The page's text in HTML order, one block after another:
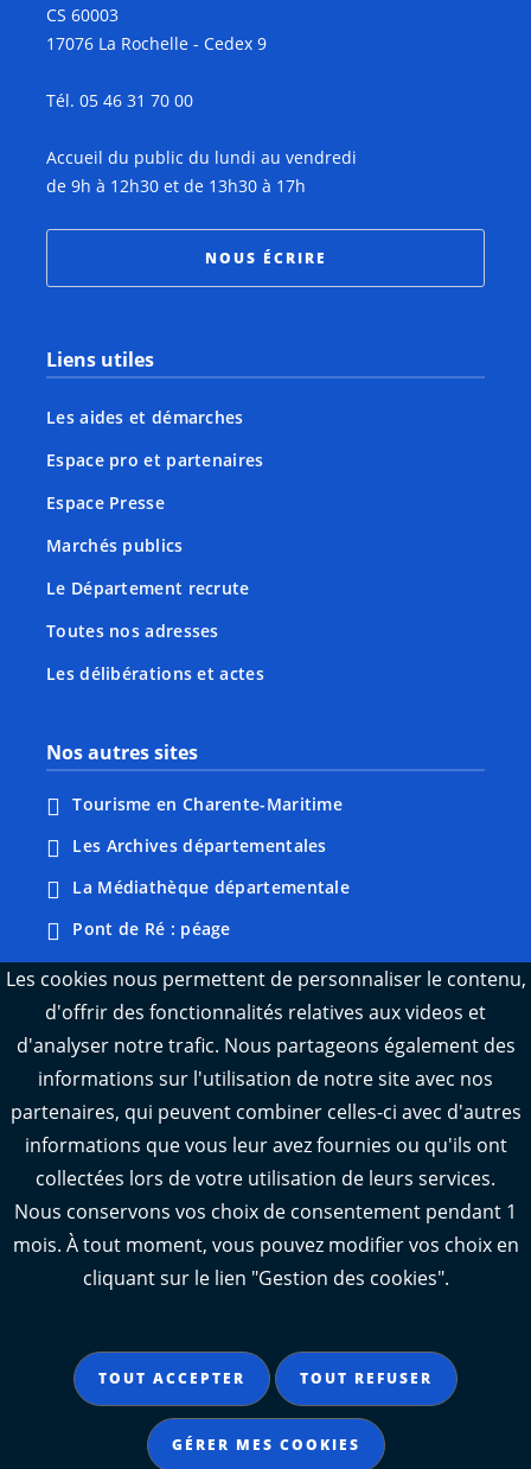
CS 60003
17076 La Rochelle - Cedex 9
Tél. 05 46 31 70 00
Accueil du public du lundi au vendredi
de 9h à 12h30 et de 13h30 à 17h
NOUS ÉCRIRE
Liens utiles
Les aides et démarches
Espace pro et partenaires
Espace Presse
Marchés publics
Le Département recrute
Toutes nos adresses
Les délibérations et actes
Nos autres sites
Tourisme en Charente-Maritime
Les Archives départementales
La Médiathèque départementale
Pont de Ré : péage
Webcams : Ré info trafic
Webcams : Oléron info trafic
Manger 17
L'Observatoire des territoires de Charente-
Maritime
Accessibilité : partiellement conforme
Mentions légales
Données personnelles
Gestion des cookies
Contact
Les cookies nous permettent de personnaliser le contenu,
d'offrir des fonctionnalités relatives aux videos et
d'analyser notre trafic. Nous partageons également des
informations sur l'utilisation de notre site avec nos
partenaires, qui peuvent combiner celles-ci avec d'autres
informations que vous leur avez fournies ou qu'ils ont
collectées lors de votre utilisation de leurs services.
Nous conservons vos choix de consentement pendant 1
mois. À tout moment, vous pouvez modifier vos choix en
cliquant sur le lien "Gestion des cookies".
TOUT ACCEPTER TOUT REFUSER
GÉRER MES COOKIES